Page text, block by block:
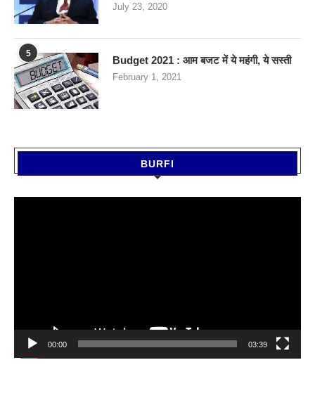
July 23, 2020
5
Budget 2021 : आम बजट में ये महंगी, ये सस्‍ती
February 1, 2021
BURFI
00:00 03:39